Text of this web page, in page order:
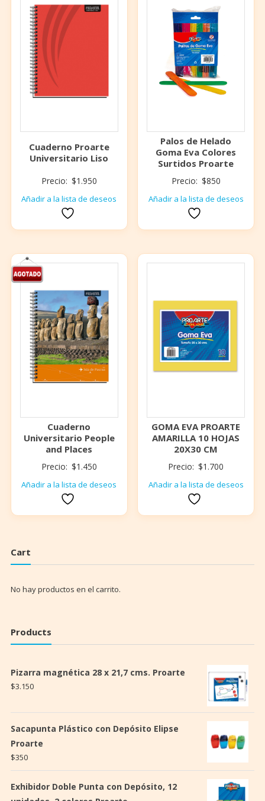
Cuaderno Proarte
Universitario Liso
Precio: $1.950
Añadir a la lista de deseos
Palos de Helado
Goma Eva Colores
Surtidos Proarte
Precio: $850
Añadir a la lista de deseos
Cuaderno
Universitario People
and Places
Precio: $1.450
Añadir a la lista de deseos
GOMA EVA PROARTE
AMARILLA 10 HOJAS
20X30 CM
Precio: $1.700
Añadir a la lista de deseos
Cart
No hay productos en el carrito.
Products
Pizarra magnética 28 x 21,7 cms. Proarte
$3.150
Sacapunta Plástico con Depósito Elipse
Proarte
$350
Exhibidor Doble Punta con Depósito, 12